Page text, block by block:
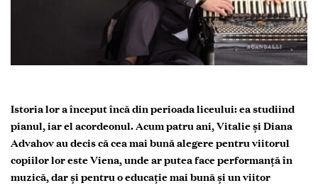
Istoria lor a început încă din perioada liceului: ea studiind
pianul, iar el acordeonul. Acum patru ani, Vitalie și Diana
Advahov au decis că cea mai bună alegere pentru viitorul
copiilor lor este Viena, unde ar putea face performanță în
muzică, dar și pentru o educație mai bună și un viitor